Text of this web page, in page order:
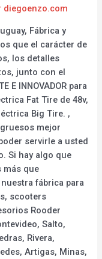
diegoenzo.com
Fábrica y
que el carácter de
los detalles
junto con el
E INNOVADOR para
Fat Tire de 48v,
Big Tire. ,
mejor
servirle a usted
Si hay algo que
más que
fábrica para
scooters
Rooder
Salto,
Rivera,
Artigas, Minas,